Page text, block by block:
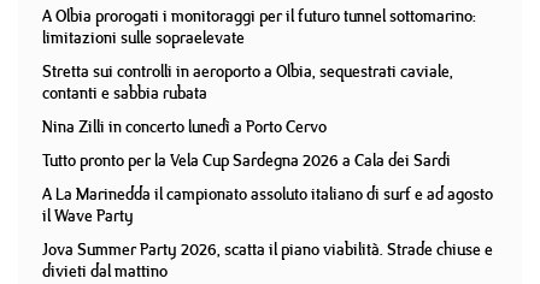
A Olbia prorogati i monitoraggi per il futuro tunnel sottomarino:
limitazioni sulle sopraelevate
Stretta sui controlli in aeroporto a Olbia, sequestrati caviale,
contanti e sabbia rubata
Nina Zilli in concerto lunedì a Porto Cervo
Tutto pronto per la Vela Cup Sardegna 2026 a Cala dei Sardi
A La Marinedda il campionato assoluto italiano di surf e ad agosto
il Wave Party
Jova Summer Party 2026, scatta il piano viabilità. Strade chiuse e
divieti dal mattino